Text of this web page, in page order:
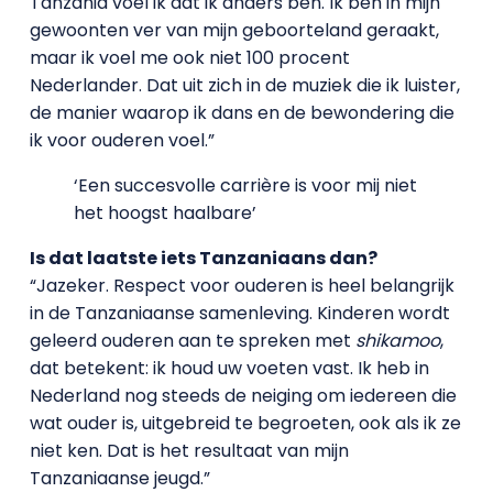
gewoonten ver van mijn geboorteland geraakt,
maar ik voel me ook niet 100 procent
Nederlander. Dat uit zich in de muziek die ik luister,
de manier waarop ik dans en de bewondering die
ik voor ouderen voel.”
‘Een succesvolle carrière is voor mij niet
het hoogst haalbare’
Is dat laatste iets Tanzaniaans dan?
“Jazeker. Respect voor ouderen is heel belangrijk
in de Tanzaniaanse samenleving. Kinderen wordt
geleerd ouderen aan te spreken met shikamoo,
dat betekent: ik houd uw voeten vast. Ik heb in
Nederland nog steeds de neiging om iedereen die
wat ouder is, uitgebreid te begroeten, ook als ik ze
niet ken. Dat is het resultaat van mijn
Tanzaniaanse jeugd.”